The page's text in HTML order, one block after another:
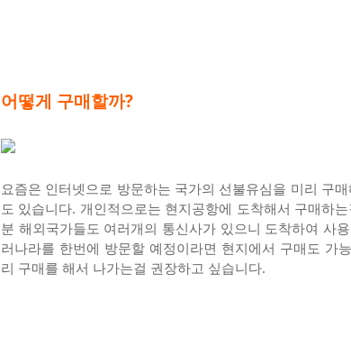
어떻게 구매할까?
요즘은 인터넷으로 방문하는 국가의 선불유심을 미리 구
도 있습니다. 개인적으로는 현지공항에 도착해서 구매하
분 해외국가들도 여러개의 통신사가 있으니 도착하여 사
러나라를 한번에 방문할 예정이라면 현지에서 구매도 가
리 구매를 해서 나가는걸 권장하고 싶습니다.